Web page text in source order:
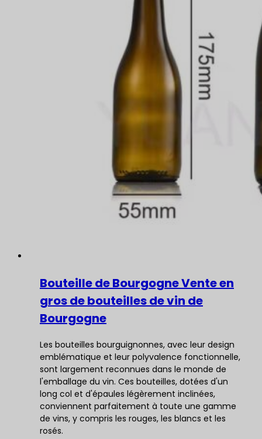
Bouteille de Bourgogne Vente en
gros de bouteilles de vin de
Bourgogne
Les bouteilles bourguignonnes, avec leur design
emblématique et leur polyvalence fonctionnelle,
sont largement reconnues dans le monde de
l'emballage du vin. Ces bouteilles, dotées d'un
long col et d'épaules légèrement inclinées,
conviennent parfaitement à toute une gamme
de vins, y compris les rouges, les blancs et les
rosés.